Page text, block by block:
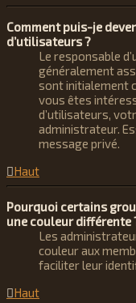
Comment puis-je
d’utilisateurs ?
Le responsable
généralement
sont initialement
vous êtes
d’utilisateurs,
administrateur.
message privé.
Haut
Pourquoi certains
une couleur différente
Les
couleur aux
faciliter leur
Haut